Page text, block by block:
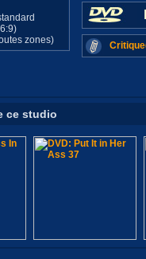
zones)
ce studio